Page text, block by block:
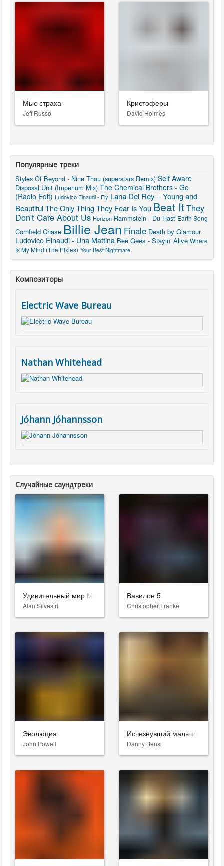
Мыс страха
Jeff Russo
Кристоферы
David Holmes
Популярные треки
Styles Of Beyond - Nine Thou (superstars Remix) Self Aware
Disposal Unit (Imperium Mix) The Chemical Brothers - Go
(Radio Edit) Ludovico Einaudi - Fly Lana Del Rey – Young and
BeautifulThe Only Thing They Fear Is You Beat ItThey
Don't Care About Us Horizon Rammstein - Du Hast Earth Song
Cornfield Chase Billie Jean Finale Death by Glamour
Ludovico Einaudi - Una Mattina Bee Gees - Stayin' Alive Where
Is My Mind (The Pixies) Your Best Nightmare
Композиторы
Electric Wave Bureau
Nathan Whitehead
Jóhann Jóhannsson
Случайные саундтреки
Удивительный мир Марвена
Alan Silvestri
Вавилон 5
Christopher Franke
Эволюция
John Powell
Исчезнувший мальчик
Danny Bensi